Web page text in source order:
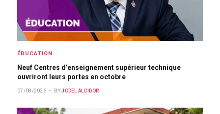
ÉDUCATION
Neuf Centres d’enseignement supérieur technique
ouvriront leurs portes en octobre
07/08/2026 BY JODEL ALCIDOR